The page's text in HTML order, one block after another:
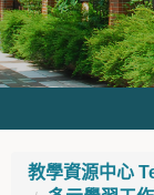
教學資源中心